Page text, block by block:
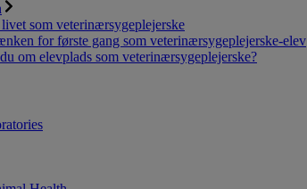
livet som veterinærsygeplejerske
for første gang som veterinærsygeplejerske-elev
om elevplads som veterinærsygeplejerske?